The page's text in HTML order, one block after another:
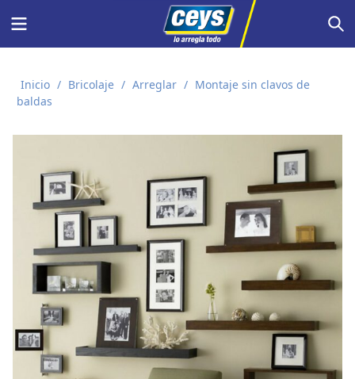
Menu
Inicio / Bricolaje / Arreglar / Montaje sin clavos de
baldas